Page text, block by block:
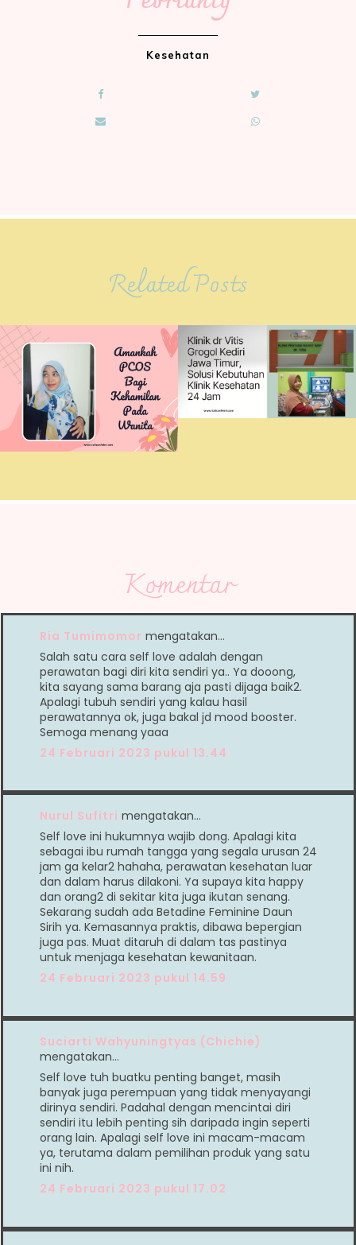
Kesehatan
Related Posts
Komentar
Ria Tumimomor mengatakan…
Salah satu cara self love adalah dengan
perawatan bagi diri kita sendiri ya.. Ya dooong,
kita sayang sama barang aja pasti dijaga baik2.
Apalagi tubuh sendiri yang kalau hasil
perawatannya ok, juga bakal jd mood booster.
Semoga menang yaaa
24 Februari 2023 pukul 13.44
Nurul Sufitri mengatakan…
Self love ini hukumnya wajib dong. Apalagi kita
sebagai ibu rumah tangga yang segala urusan 24
jam ga kelar2 hahaha, perawatan kesehatan luar
dan dalam harus dilakoni. Ya supaya kita happy
dan orang2 di sekitar kita juga ikutan senang.
Sekarang sudah ada Betadine Feminine Daun
Sirih ya. Kemasannya praktis, dibawa bepergian
juga pas. Muat ditaruh di dalam tas pastinya
untuk menjaga kesehatan kewanitaan.
24 Februari 2023 pukul 14.59
Suciarti Wahyuningtyas (Chichie)
mengatakan…
Self love tuh buatku penting banget, masih
banyak juga perempuan yang tidak menyayangi
dirinya sendiri. Padahal dengan mencintai diri
sendiri itu lebih penting sih daripada ingin seperti
orang lain. Apalagi self love ini macam-macam
ya, terutama dalam pemilihan produk yang satu
ini nih.
24 Februari 2023 pukul 17.02